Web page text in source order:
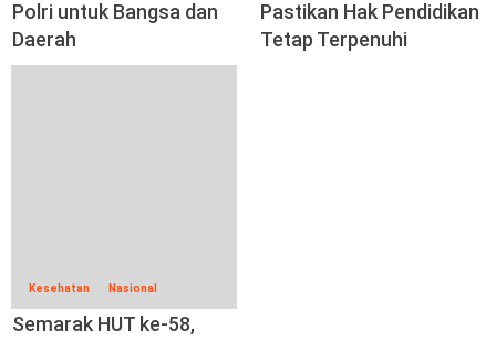
Daerah
Tetap Terpenuhi
Semarak HUT ke-58,
BPJS Kesehatan Ajak